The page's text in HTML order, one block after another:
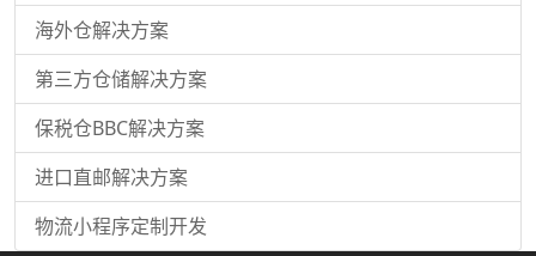
海外仓解决方案
第三方仓储解决方案
保税仓BBC解决方案
进口直邮解决方案
物流小程序定制开发